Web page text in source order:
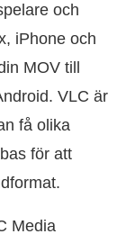
och
iPhone och
MOV till
VLC är
få olika
för att
Media